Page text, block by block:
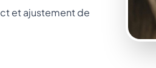
et ajustement de